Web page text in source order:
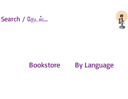
Bookstore By Language